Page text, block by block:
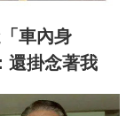
車內身
還掛念著我